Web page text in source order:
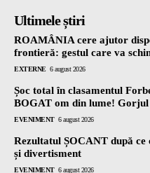
Ultimele știri
ROAMÂNIA cere ajutor
frontieră: gestul care va
EXTERNE 6 august 2026
Șoc total în clasamentul
BOGAT om din lume! Gorjul
EVENIMENT 6 august 2026
Rezultatul ȘOCANT după
și divertisment
EVENIMENT 6 august 2026